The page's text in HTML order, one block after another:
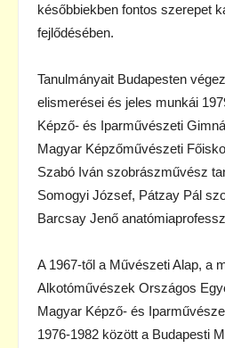
későbbiekben fontos szerepet
fejlődésében.
Tanulmányait Budapesten
elismerései és jeles munkái
Képző- és Iparművészeti
Magyar Képzőművészeti
Szabó Iván szobrászművész
Somogyi József, Pátzay Pál
Barcsay Jenő
A 1967-től a Művészeti Alap, a
Alkotóművészek Országos
Magyar Képző- és
1976-1982 között a Budapesti